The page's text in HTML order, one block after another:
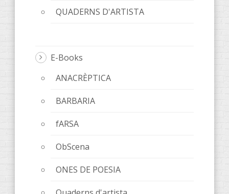
QUADERNS D'ARTISTA
E-Books
ANACRÈPTICA
BARBARIA
fARSA
ObScena
ONES DE POESIA